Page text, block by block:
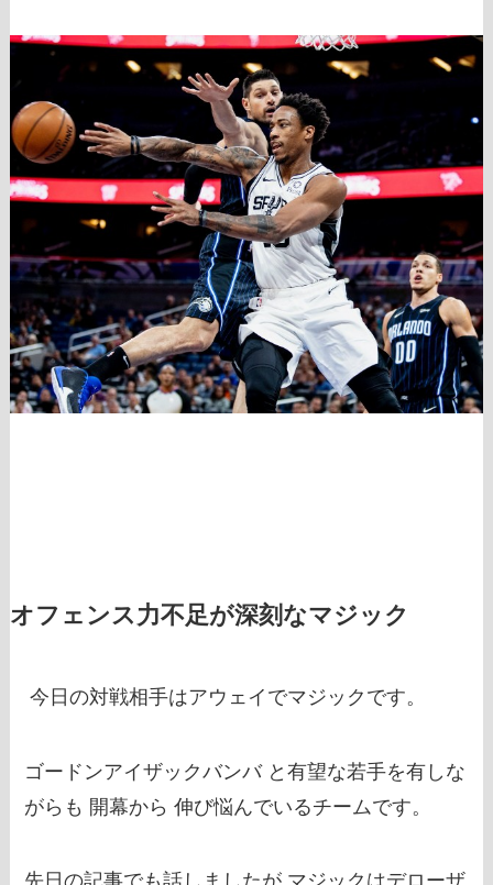
オフェンス力不足が深刻なマジック
今日の対戦相手はアウェイでマジックです。
ゴードンアイザックバンバ と有望な若手を有しな
がらも 開幕から 伸び悩んでいるチームです。